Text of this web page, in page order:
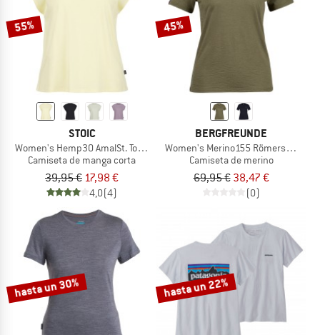
55%
STOIC
Women's Hemp30 AmalSt. Top II
Camiseta de manga corta
39,95 € 17,98 €
4,0(4)
45%
BERGFREUNDE
Women's Merino155 RömersteinBF.
Camiseta de merino
69,95 € 38,47 €
(0)
hasta un 30% hasta un 22%